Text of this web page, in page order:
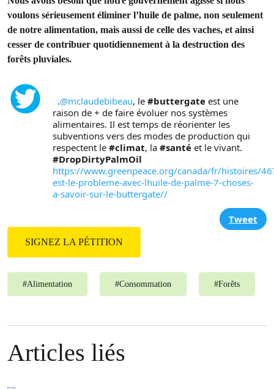
voulons sérieusement éliminer l’huile de palme, non seulement
de notre alimentation, mais aussi de celle des vaches, et ainsi
cesser de contribuer quotidiennement à la destruction des
forêts pluviales.
  .
@mclaudebibeau, le #buttergate est une
raison de + de faire évoluer nos systèmes
alimentaires. Il est temps de réorienter les
subventions vers des modes de production qui
respectent le #climat, la #santé
#DropDirtyPalmOil
https://www.greenpeace.org/canada/fr/histoires/
est-le-probleme-avec-lhuile-de-palme-7-choses-
a-savoir-sur-le-buttergate//
Tweet
SIGNEZ LA PÉTITION
#Alimentation #Consommation #Forêts
Articles liés